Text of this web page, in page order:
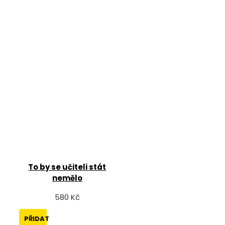
To by se učiteli stát
nemělo
580 Kč
PŘIDAT